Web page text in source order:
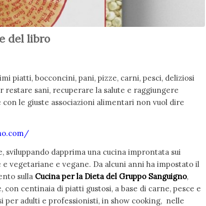
del libro
piatti, bocconcini, pani, pizze, carni, pesci, deliziosi
sani, recuperare la salute e raggiungere
le giuste associazioni alimentari non vuol dire
sviluppando dapprima una cucina improntata sui
vegetariane e vegane. Da alcuni anni ha impostato il
sulla Cucina per la Dieta del Gruppo Sanguigno,
con centinaia di piatti gustosi, a base di carne, pesce e
per adulti e professionisti, in show cooking, nelle